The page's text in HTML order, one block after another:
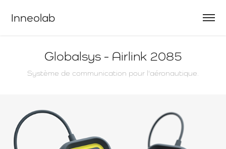
Inneolab
Globalsys - Airlink 2085
Système de communication pour l'aéronautique.